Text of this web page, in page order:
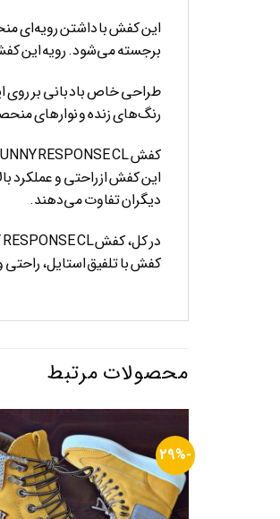
این کفش با داشتن رویه‌ای
برجسته می‌شود. رویه این کفش
طراحی خاص باد بانی بر روی
رنگ‌های زنده و نوارهای
این کفش از راحتی و عملکرد
دیگران تفاوت می‌دهند.
کفش با تلفیق استایل، راحتی
محصولات مرتبط
-29%